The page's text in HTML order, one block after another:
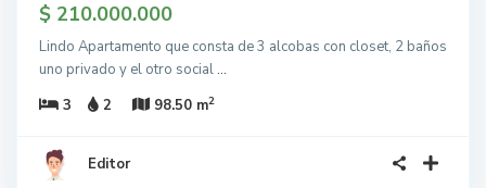
$ 210.000.000
Lindo Apartamento que consta de 3 alcobas con closet, 2 baños
uno privado y el otro social...
3
2 98.50 m2
Editor